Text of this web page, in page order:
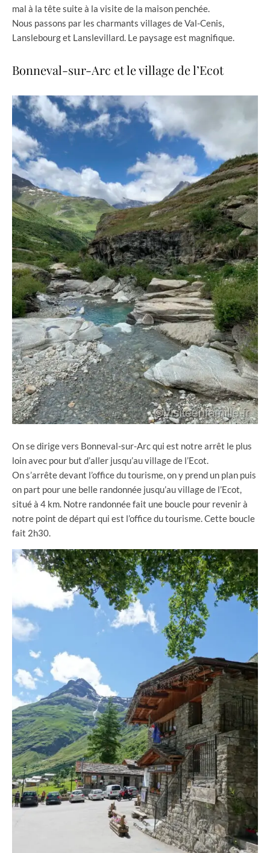
mal à la tête suite à la visite de la maison penchée.
Nous passons par les charmants villages de Val-Cenis,
Lanslebourg et Lanslevillard. Le paysage est magnifique.
Bonneval-sur-Arc et le village de l’Ecot
On se dirige vers Bonneval-sur-Arc qui est notre arrêt le plus
loin avec pour but d’aller jusqu’au village de l’Ecot.
On s’arrête devant l’office du tourisme, on y prend un plan puis
on part pour une belle randonnée jusqu’au village de l’Ecot,
situé à 4 km. Notre randonnée fait une boucle pour revenir à
notre point de départ qui est l’office du tourisme. Cette boucle
fait 2h30.